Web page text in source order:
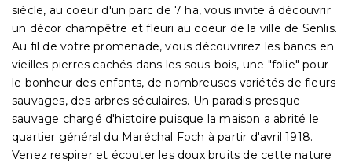
siècle, au coeur d'un parc de 7 ha, vous invite à découvrir
un décor champêtre et fleuri au coeur de la ville de Senlis.
Au fil de votre promenade, vous découvrirez les bancs en
vieilles pierres cachés dans les sous-bois, une "folie" pour
le bonheur des enfants, de nombreuses variétés de fleurs
sauvages, des arbres séculaires. Un paradis presque
sauvage chargé d'histoire puisque la maison a abrité le
quartier général du Maréchal Foch à partir d'avril 1918.
Venez respirer et écouter les doux bruits de cette nature